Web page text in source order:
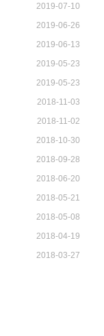
2019-07-10
2019-06-26
2019-06-13
2019-05-23
2019-05-23
2018-11-03
2018-11-02
2018-10-30
2018-09-28
2018-06-20
2018-05-21
2018-05-08
2018-04-19
2018-03-27